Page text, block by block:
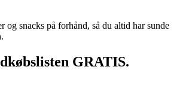
og snacks på forhånd, så du altid har sunde
GRATIS.